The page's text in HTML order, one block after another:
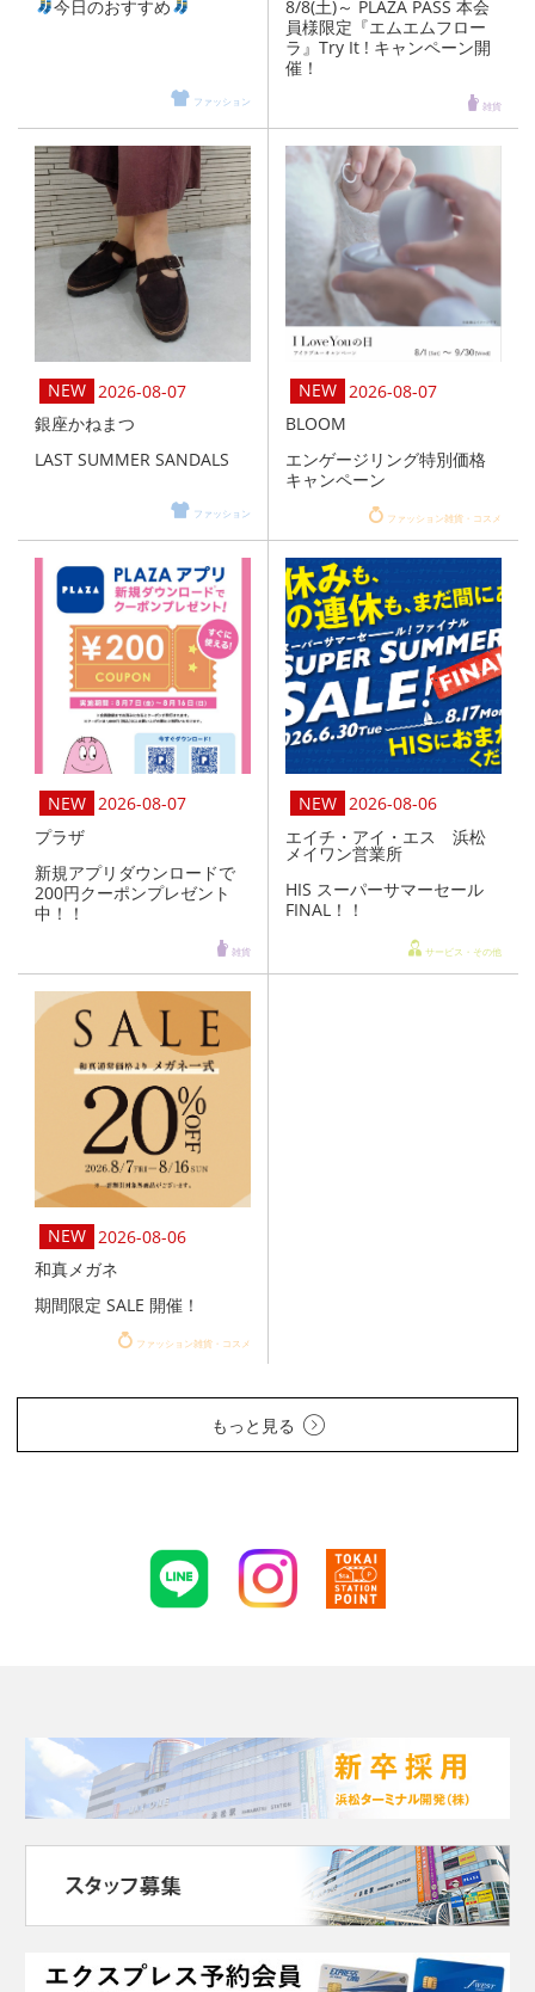
今日のおすすめ
ファッション
8/8(土)～ PLAZA PASS 本会
員様限定『エムエムフロー
ラ』Try It ! キャンペーン開
催！
雑貨
2026-08-07
銀座かねまつ
LAST SUMMER SANDALS
ファッション
2026-08-07
BLOOM
エンゲージリング特別価格
キャンペーン
ファッション雑貨・コスメ
2026-08-07
プラザ
新規アプリダウンロードで
200円クーポンプレゼント
中！！
雑貨
2026-08-06
エイチ・アイ・エス 浜松
メイワン営業所
HIS スーパーサマーセール
FINAL！！
サービス・その他
2026-08-06
和真メガネ
期間限定 SALE 開催！
ファッション雑貨・コスメ
もっと見る